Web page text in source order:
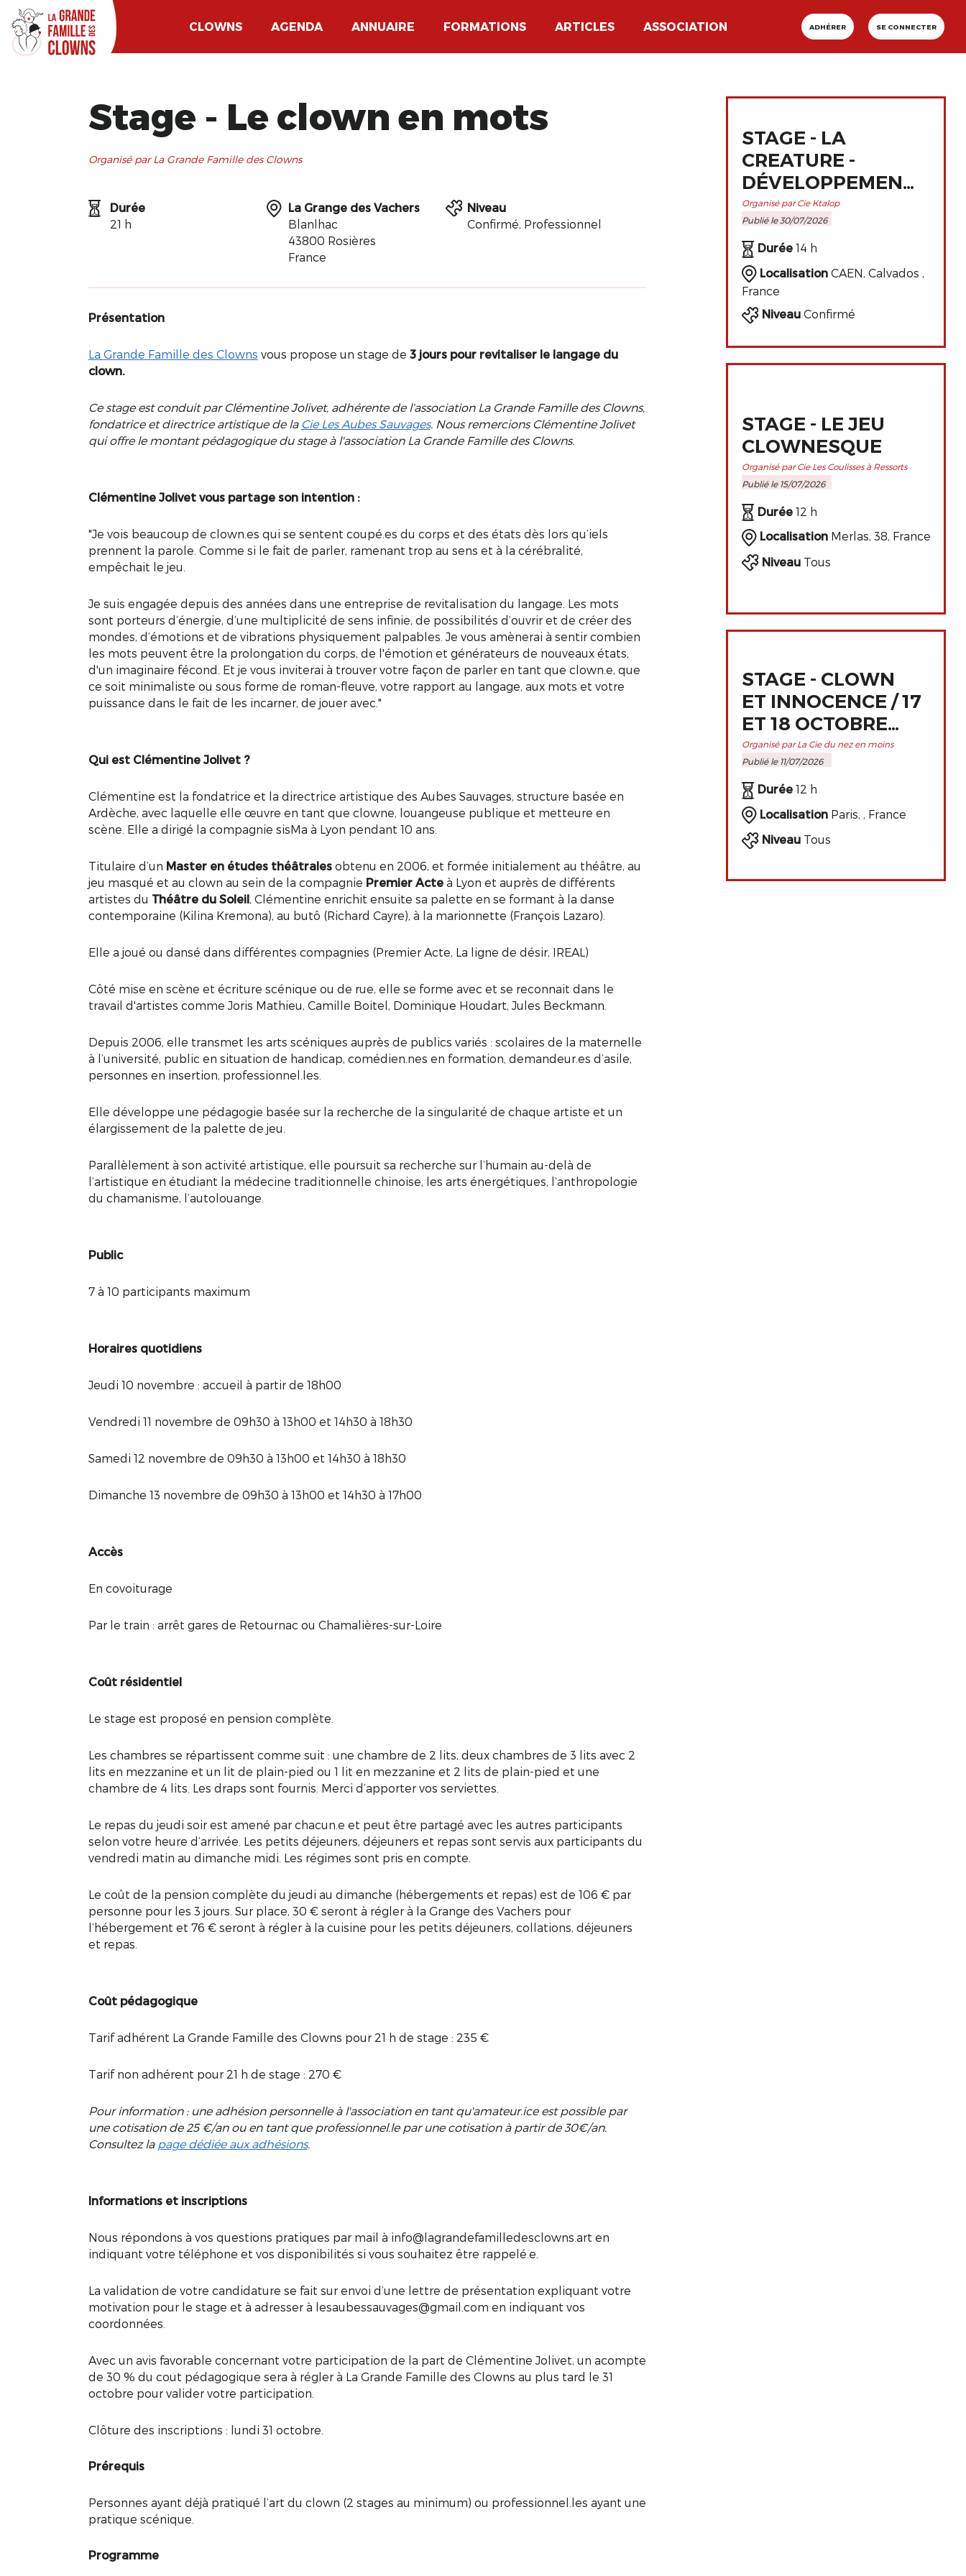
CLOWNS AGENDA ANNUAIRE FORMATIONS ARTICLES ASSOCIATION ADHÉRER SE CONNECTER
Stage - Le clown en mots
Organisé par La Grande Famille des Clowns
Durée
21 h
La Grange des Vachers
Blanlhac
43800 Rosières
France
Niveau
Confirmé, Professionnel
Présentation
La Grande Famille des Clowns vous propose un stage de 3 jours pour revitaliser le langage du
clown.
Ce stage est conduit par Clémentine Jolivet, adhérente de l’association La Grande Famille des Clowns,
fondatrice et directrice artistique de la Cie Les Aubes Sauvages. Nous remercions Clémentine Jolivet
qui offre le montant pédagogique du stage à l'association La Grande Famille des Clowns.
Clémentine Jolivet vous partage son intention :
"Je vois beaucoup de clown.es qui se sentent coupé.es du corps et des états dès lors qu’iels
prennent la parole. Comme si le fait de parler, ramenant trop au sens et à la cérébralité,
empêchait le jeu.
Je suis engagée depuis des années dans une entreprise de revitalisation du langage. Les mots
sont porteurs d’énergie, d’une multiplicité de sens infinie, de possibilités d’ouvrir et de créer des
mondes, d’émotions et de vibrations physiquement palpables. Je vous amènerai à sentir combien
les mots peuvent être la prolongation du corps, de l'émotion et générateurs de nouveaux états,
d'un imaginaire fécond. Et je vous inviterai à trouver votre façon de parler en tant que clown.e, que
ce soit minimaliste ou sous forme de roman-fleuve, votre rapport au langage, aux mots et votre
puissance dans le fait de les incarner, de jouer avec."
Qui est Clémentine Jolivet ?
Clémentine est la fondatrice et la directrice artistique des Aubes Sauvages, structure basée en
Ardèche, avec laquelle elle œuvre en tant que clowne, louangeuse publique et metteure en
scène. Elle a dirigé la compagnie sisMa à Lyon pendant 10 ans.
Titulaire d’un Master en études théâtralesobtenu en 2006, et formée initialement au théâtre, au
jeu masqué et au clown au sein de la compagnie Premier Acteà Lyon et auprès de différents
artistes du Théâtre du Soleil, Clémentine enrichit ensuite sa palette en se formant à la danse
contemporaine (Kilina Kremona), au butô (Richard Cayre), à la marionnette (François Lazaro).
Elle a joué ou dansé dans différentes compagnies (Premier Acte, La ligne de désir, IREAL)
Côté mise en scène et écriture scénique ou de rue, elle se forme avec et se reconnait dans le
travail d'artistes comme Joris Mathieu, Camille Boitel, Dominique Houdart, Jules Beckmann.
Depuis 2006, elle transmet les arts scéniques auprès de publics variés : scolaires de la maternelle
à l’université, public en situation de handicap, comédien.nes en formation, demandeur.es d’asile,
personnes en insertion, professionnel.les.
Elle développe une pédagogie basée sur la recherche de la singularité de chaque artiste et un
élargissement de la palette de jeu.
Parallèlement à son activité artistique, elle poursuit sa recherche sur l’humain au-delà de
l’artistique en étudiant la médecine traditionnelle chinoise, les arts énergétiques, l’anthropologie
du chamanisme, l’autolouange.
Public
7 à 10 participants maximum
Horaires quotidiens
Jeudi 10 novembre : accueil à partir de 18h00
Vendredi 11 novembre de 09h30 à 13h00 et 14h30 à 18h30
Samedi 12 novembre de 09h30 à 13h00 et 14h30 à 18h30
Dimanche 13 novembre de 09h30 à 13h00 et 14h30 à 17h00
Accès
En covoiturage
Par le train : arrêt gares de Retournac ou Chamalières-sur-Loire
Coût résidentiel
Le stage est proposé en pension complète.
Les chambres se répartissent comme suit : une chambre de 2 lits, deux chambres de 3 lits avec 2
lits en mezzanine et un lit de plain-pied ou 1 lit en mezzanine et 2 lits de plain-pied et une
chambre de 4 lits. Les draps sont fournis. Merci d’apporter vos serviettes.
Le repas du jeudi soir est amené par chacun.e et peut être partagé avec les autres participants
selon votre heure d’arrivée. Les petits déjeuners, déjeuners et repas sont servis aux participants du
vendredi matin au dimanche midi. Les régimes sont pris en compte.
Le coût de la pension complète du jeudi au dimanche (hébergements et repas) est de 106 € par
personne pour les 3 jours. Sur place, 30 € seront à régler à la Grange des Vachers pour
l’hébergement et 76 € seront à régler à la cuisine pour les petits déjeuners, collations, déjeuners
et repas.
Coût pédagogique
Tarif adhérent La Grande Famille des Clowns pour 21 h de stage : 235 €
Tarif non adhérent pour 21 h de stage : 270 €
Pour information : une adhésion personnelle à l'association en tant qu'amateur.ice est possible par
une cotisation de 25 €/an ou en tant que professionnel.le par une cotisation à partir de 30€/an.
Consultez la page dédiée aux adhésions.
Informations et inscriptions
Nous répondons à vos questions pratiques par mail à info@lagrandefamilledesclowns.art en
indiquant votre téléphone et vos disponibilités si vous souhaitez être rappelé.e.
La validation de votre candidature se fait sur envoi d’une lettre de présentation expliquant votre
motivation pour le stage et à adresser à lesaubessauvages@gmail.com en indiquant vos
coordonnées.
Avec un avis favorable concernant votre participation de la part de Clémentine Jolivet, un acompte
de 30 % du cout pédagogique sera à régler à La Grande Famille des Clowns au plus tard le 31
octobre pour valider votre participation.
Clôture des inscriptions : lundi 31 octobre.
Prérequis
Personnes ayant déjà pratiqué l’art du clown (2 stages au minimum) ou professionnel.les ayant une
pratique scénique.
Programme
STAGE - LA
CREATURE -
DÉVELOPPEMENT
ET
PERFECTIONNEMENT
DE L'ART
CLOWNESQUE
Organisé par Cie Ktalop
Publié le 30/07/2026
Durée14 h
LocalisationCAEN, Calvados ,
France
NiveauConfirmé
STAGE - LE JEU
CLOWNESQUE
Organisé par Cie Les Coulisses à Ressorts
Publié le 15/07/2026
Durée12 h
LocalisationMerlas, 38, France
NiveauTous
STAGE - CLOWN
ET INNOCENCE / 17
ET 18 OCTOBRE
2026 À PARIS
Organisé par La Cie du nez en moins
Publié le 11/07/2026
Durée12 h
LocalisationParis, , France
NiveauTous